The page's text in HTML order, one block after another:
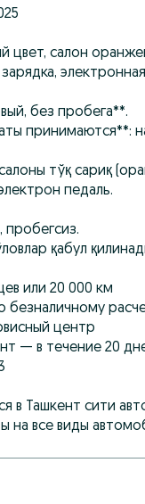
цвет, салон
без пробега**.
принимаются**:
тўқ сариқ
педаль.
пробегсиз.
қабул
или 20 000 км
безналичному
центр
— в течение 20
в Ташкент сити
на все виды